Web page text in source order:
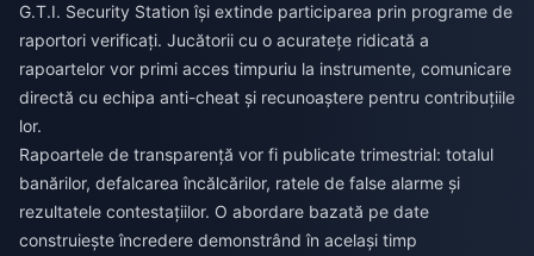
G.T.I. Security Station își extinde participarea prin programe de
raportori verificați. Jucătorii cu o acuratețe ridicată a
rapoartelor vor primi acces timpuriu la instrumente, comunicare
directă cu echipa anti-cheat și recunoaștere pentru contribuțiile
lor.
Rapoartele de transparență vor fi publicate trimestrial: totalul
banărilor, defalcarea încălcărilor, ratele de false alarme și
rezultatele contestațiilor. O abordare bazată pe date
construiește încredere demonstrând în același timp